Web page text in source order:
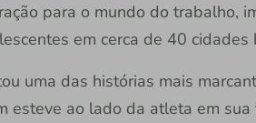
para o mundo do trabalho,
em cerca de 40 cidades
uma das histórias mais
esteve ao lado da atleta em